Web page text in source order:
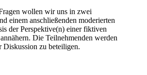
wollen wir uns in zwei
einem anschließenden moderierten
der Perspektive(n) einer fiktiven
Die Teilnehmenden werden
Diskussion zu beteiligen.